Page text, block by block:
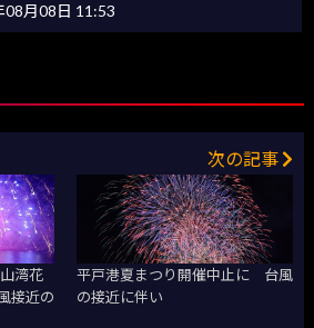
08月08日 11:53
湾花
接近の
次の記事
平戸港夏まつり開催中止に 台風
の接近に伴い